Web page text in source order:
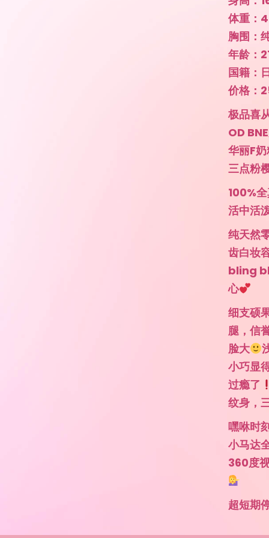
体重：
胸围：
年龄：
国籍：
价格：
极品喜
OD
华丽F
三点粉
100%
活中活
纯天然
齿白妆
bling
心
细支硕
腿，信
脸大
小巧显
过瘾了
纹身，
嘿咻时
小马达
360度
超短期